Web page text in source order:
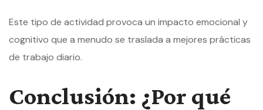
Este tipo de actividad provoca un impacto emocional y
cognitivo que a menudo se traslada a mejores prácticas
de trabajo diario.
Conclusión: ¿Por qué